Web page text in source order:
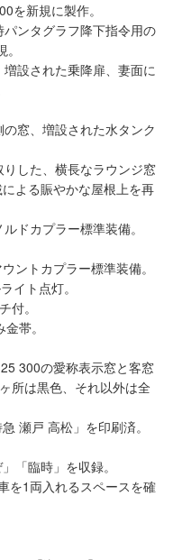
Inc.
を新規に製作。
ンタグラフ降下指令用の
設された乗降扉、妻面に
窓、増設された水タンク
した、横長なラウンジ窓
よる賑やかな屋根上を再
ドカプラー標準装備。
ントカプラー標準装備。
イト点灯。
付。
帯。
300の愛称表示窓と客窓
所は黒色、それ以外は全
瀬戸 高松」を印刷済。
「臨時」を収録。
を1両入れるスペースを確